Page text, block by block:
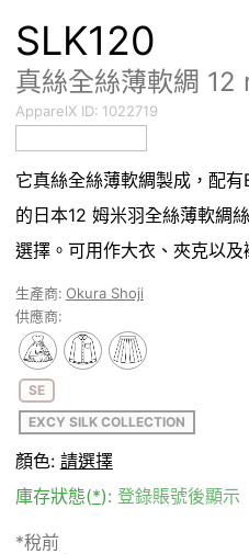
SLK120
真絲全絲薄軟綢 12
ApparelX ID: 1022719
它真絲全絲薄軟綢製成，配
的日本12 姆米羽全絲薄軟綢
選擇。可用作大衣、夾克以及
生產商: Okura Shoji
供應商:
SE
EXCY SILK COLLECTION
顏色: 請選擇
庫存狀態(*): 登錄賬號後顯示
*稅前